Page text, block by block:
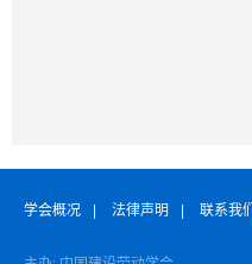
学会概况 法律声明 联系我们